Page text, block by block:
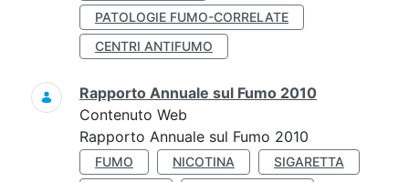
PATOLOGIE FUMO-CORRELATE
CENTRI ANTIFUMO
Rapporto Annuale sul Fumo 2010
Contenuto Web
Rapporto Annuale sul Fumo 2010
FUMO NICOTINA
SIGARETTA